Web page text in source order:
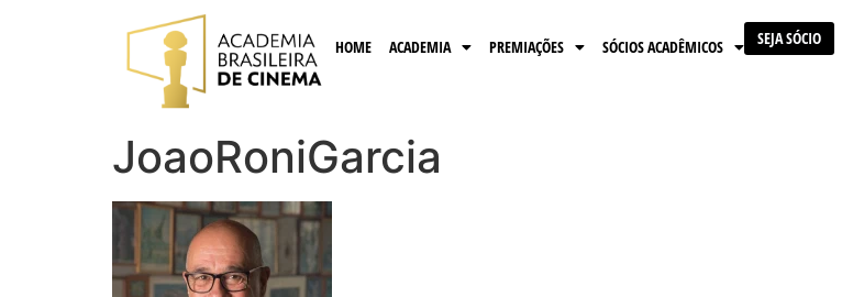
HOME ACADEMIA PREMIAÇÕES SÓCIOS ACADÊMICOS SEJA SÓCIO
JoaoRoniGarcia